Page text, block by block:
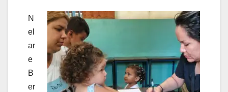
N
el
ar
e
B
er